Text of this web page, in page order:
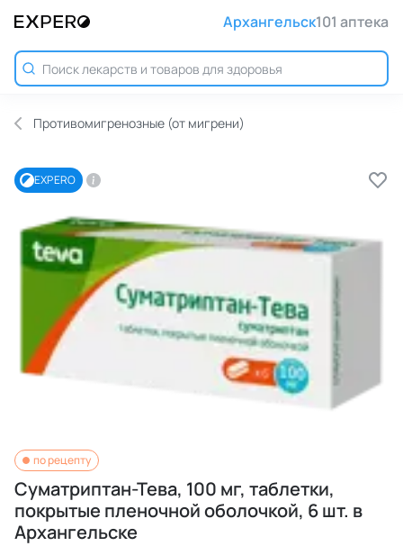
Архангельск101 аптека
Противомигренозные (от мигрени)
EXPERO
по рецепту
Суматриптан-Тева, 100 мг, таблетки,
покрытые пленочной оболочкой, 6 шт. в
Архангельске